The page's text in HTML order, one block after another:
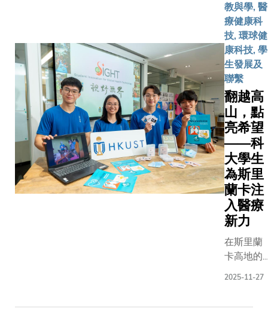
教與學, 醫
療健康科
技, 環球健
康科技, 學
生發展及
聯繫
翻越高
山，點
亮希望
——科
大學生
為斯里
蘭卡注
入醫療
新力
在斯里蘭
卡高地的
2025-11-27